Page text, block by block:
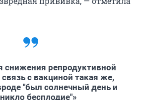
снижения репродуктивной
с вакциной такая же,
"был солнечный день и
бесплодие"»